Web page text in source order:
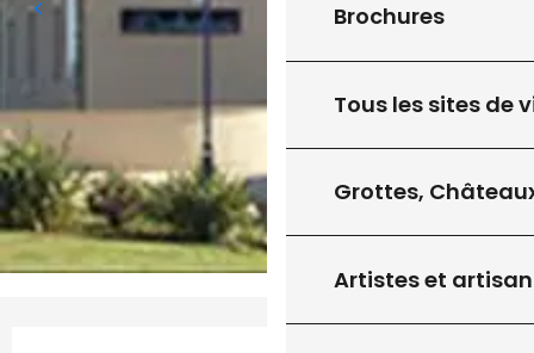
Brochures
Tous les sites de
Grottes,
Artistes et